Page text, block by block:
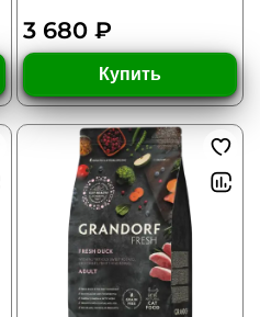
3 680 ₽
Купить